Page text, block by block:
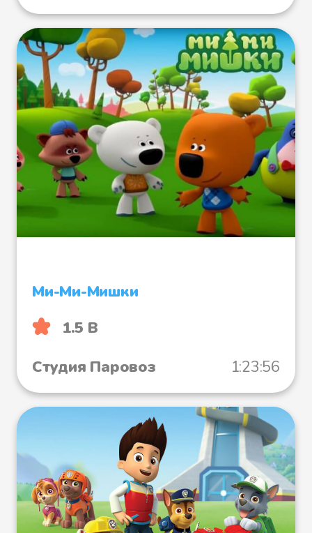
Ми-Ми-Мишки
1.5 B
Студия Паровоз
1:23:56